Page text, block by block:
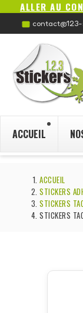
ALLER AU
ACCUEIL
ACCUEIL
STICKERS
STICKERS
STICKERS